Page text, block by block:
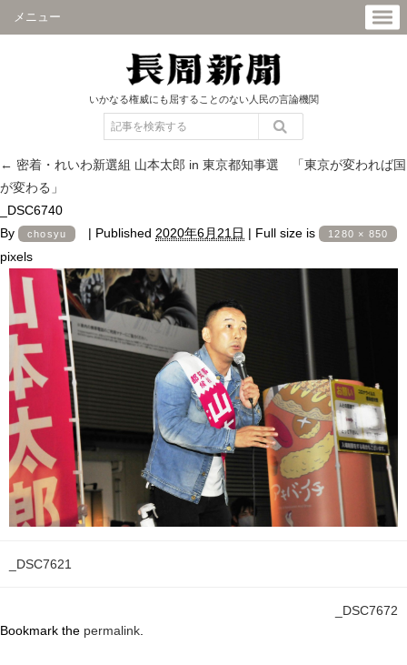
メニュー
いかなる権威にも屈することのない人民の言論機関
← 密着・れいわ新選組 山本太郎 in 東京都知事選 「東京が変われば国
が変わる」
_DSC6740
By
chosyu | Published 2020年6月21日 | Full size is 1280 × 850
pixels
_DSC7621
_DSC7672
Bookmark the permalink